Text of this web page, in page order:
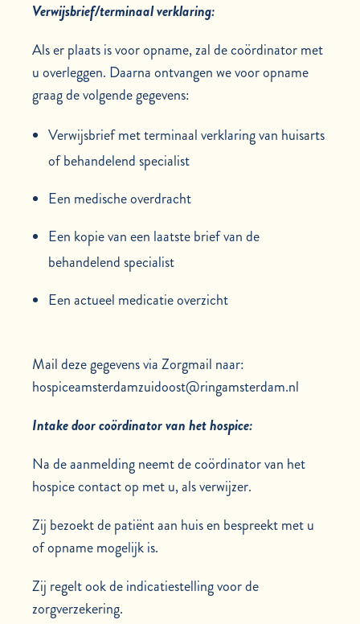
Verwijsbrief/terminaal verklaring:
Als er plaats is voor opname, zal de coördinator met
u overleggen. Daarna ontvangen we voor opname
graag de volgende gegevens:
Verwijsbrief met terminaal verklaring van huisarts
of behandelend specialist
Een medische overdracht
Een kopie van een laatste brief van de
behandelend specialist
Een actueel medicatie overzicht
Mail deze gegevens via Zorgmail naar:
hospiceamsterdamzuidoost@ringamsterdam.nl
Intake door coördinator van het hospice:
Na de aanmelding neemt de coördinator van het
hospice contact op met u, als verwijzer.
Zij bezoekt de patiënt aan huis en bespreekt met u
of opname mogelijk is.
Zij regelt ook de indicatiestelling voor de
zorgverzekering.